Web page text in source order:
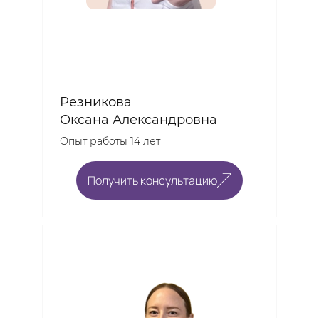
Резникова
Оксана Александровна
Опыт работы 14 лет
Получить консультацию